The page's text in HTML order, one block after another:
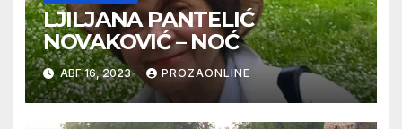
LJILJANA PANTELIĆ
NOVAKOVIĆ – NOĆ
АВГ 16, 2023 PROZAONLINE